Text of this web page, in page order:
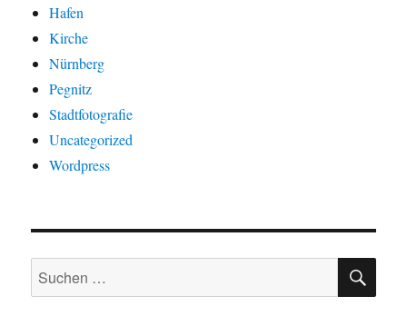
Hafen
Kirche
Nürnberg
Pegnitz
Stadtfotografie
Uncategorized
Wordpress
Suchen
nach: